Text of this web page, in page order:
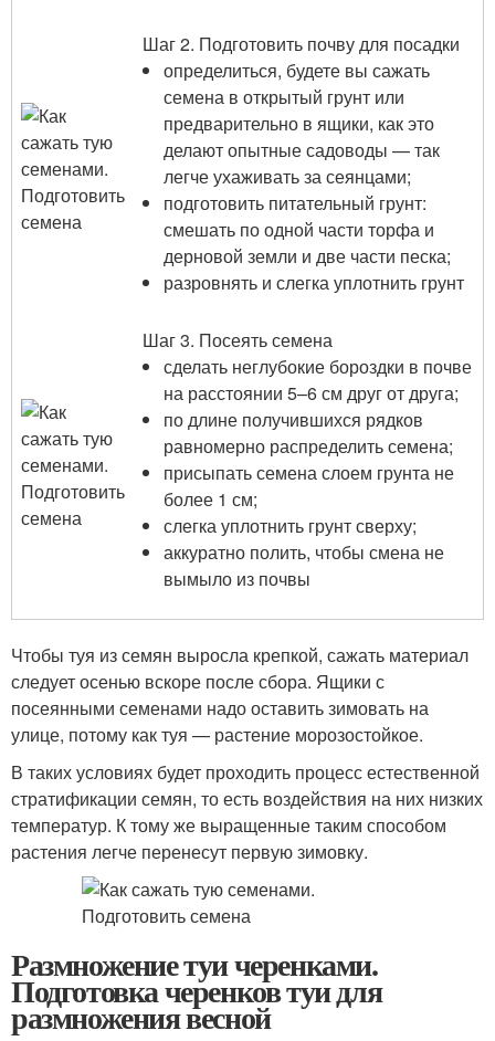
Шаг 2. Подготовить почву для посадки
определиться, будете вы сажать
семена в открытый грунт или
предварительно в ящики, как это
делают опытные садоводы — так
легче ухаживать за сеянцами;
подготовить питательный грунт:
смешать по одной части торфа и
дерновой земли и две части песка;
разровнять и слегка уплотнить грунт
Шаг 3. Посеять семена
сделать неглубокие бороздки в почве
на расстоянии 5–6 см друг от друга;
по длине получившихся рядков
равномерно распределить семена;
присыпать семена слоем грунта не
более 1 см;
слегка уплотнить грунт сверху;
аккуратно полить, чтобы смена не
вымыло из почвы
Чтобы туя из семян выросла крепкой, сажать материал
следует осенью вскоре после сбора. Ящики с
посеянными семенами надо оставить зимовать на
улице, потому как туя — растение морозостойкое.
В таких условиях будет проходить процесс естественной
стратификации семян, то есть воздействия на них низких
температур. К тому же выращенные таким способом
растения легче перенесут первую зимовку.
Размножение туи черенками.
Подготовка черенков туи для
размножения весной